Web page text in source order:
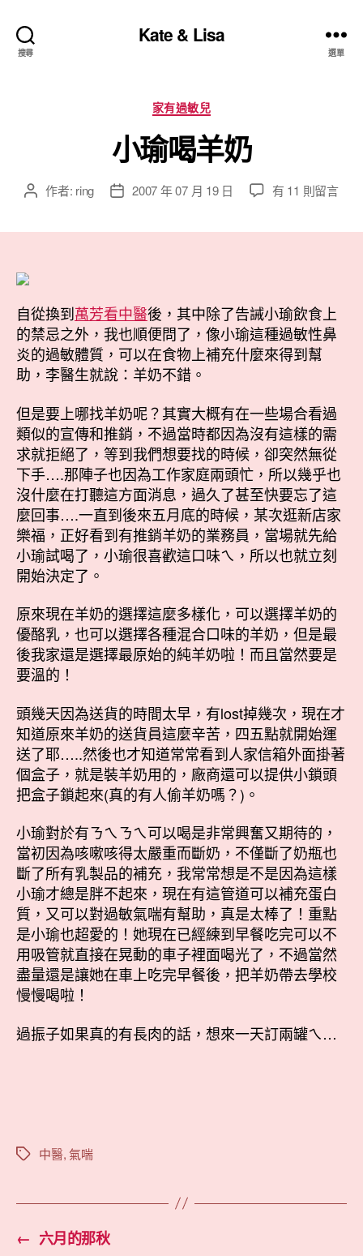
搜尋
Kate & Lisa
選單
分
類
家有過敏兒
小瑜喝羊奶
文 作者: ring
文 2007 年 07 月 19 日
在
有 11 則留言
自從換到萬芳看中醫後，其中除了告誡小瑜飲食上
的禁忌之外，我也順便問了，像小瑜這種過敏性鼻
炎的過敏體質，可以在食物上補充什麼來得到幫
助，李醫生就說：羊奶不錯。
但是要上哪找羊奶呢？其實大概有在一些場合看過
類似的宣傳和推銷，不過當時都因為沒有這樣的需
求就拒絕了，等到我們想要找的時候，卻突然無從
下手….那陣子也因為工作家庭兩頭忙，所以幾乎也
沒什麼在打聽這方面消息，過久了甚至快要忘了這
麼回事….一直到後來五月底的時候，某次逛新店家
樂福，正好看到有推銷羊奶的業務員，當場就先給
小瑜試喝了，小瑜很喜歡這口味ㄟ，所以也就立刻
開始決定了。
原來現在羊奶的選擇這麼多樣化，可以選擇羊奶的
優酪乳，也可以選擇各種混合口味的羊奶，但是最
後我家還是選擇最原始的純羊奶啦！而且當然要是
要溫的！
頭幾天因為送貨的時間太早，有lost掉幾次，現在才
知道原來羊奶的送貨員這麼辛苦，四五點就開始運
送了耶…..然後也才知道常常看到人家信箱外面掛著
個盒子，就是裝羊奶用的，廠商還可以提供小鎖頭
把盒子鎖起來(真的有人偷羊奶嗎？)。
小瑜對於有ㄋㄟㄋㄟ可以喝是非常興奮又期待的，
當初因為咳嗽咳得太嚴重而斷奶，不僅斷了奶瓶也
斷了所有乳製品的補充，我常常想是不是因為這樣
小瑜才總是胖不起來，現在有這管道可以補充蛋白
質，又可以對過敏氣喘有幫助，真是太棒了！重點
是小瑜也超愛的！她現在已經練到早餐吃完可以不
用吸管就直接在晃動的車子裡面喝光了，不過當然
盡量還是讓她在車上吃完早餐後，把羊奶帶去學校
慢慢喝啦！
過振子如果真的有長肉的話，想來一天訂兩罐ㄟ…
標
中醫,氣喘
← 六月的那秋